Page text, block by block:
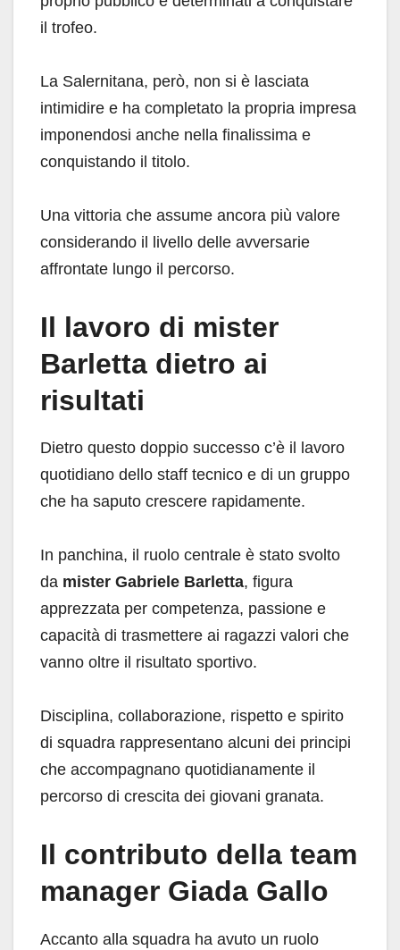
il trofeo.
La Salernitana, però, non si è lasciata
intimidire e ha completato la propria impresa
imponendosi anche nella finalissima e
conquistando il titolo.
Una vittoria che assume ancora più valore
considerando il livello delle avversarie
affrontate lungo il percorso.
Il lavoro di mister
Barletta dietro ai
risultati
Dietro questo doppio successo c’è il lavoro
quotidiano dello staff tecnico e di un gruppo
che ha saputo crescere rapidamente.
In panchina, il ruolo centrale è stato svolto
da mister Gabriele Barletta, figura
apprezzata per competenza, passione e
capacità di trasmettere ai ragazzi valori che
vanno oltre il risultato sportivo.
Disciplina, collaborazione, rispetto e spirito
di squadra rappresentano alcuni dei principi
che accompagnano quotidianamente il
percorso di crescita dei giovani granata.
Il contributo della team
manager Giada Gallo
Accanto alla squadra ha avuto un ruolo